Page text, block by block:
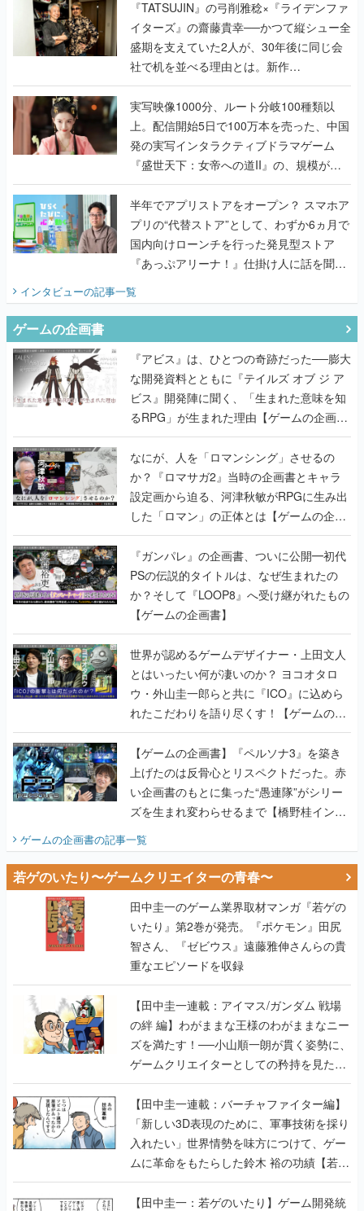
く
『TATSUJIN』の弓削雅稔×『ライデンファ
イターズ』の齋藤貴幸──かつて縦シュー全
盛期を支えていた2人が、30年後に同じ会
社で机を並べる理由とは。新作
『TATSUJIN EXTREME』で初タッグを組
んだレジェンド2人に訊く開発秘話
実写映像1000分、ルート分岐100種類以
上。配信開始5日で100万本を売った、中国
発の実写インタラクティブドラマゲーム
『盛世天下：女帝への道II』の、規模が違
うこだわりをプロデューサーに聞いた
半年でアプリストアをオープン？ スマホア
プリの“代替ストア”として、わずか6ヵ月で
国内向けローンチを行った発見型ストア
『あっぷアリーナ！』仕掛け人に話を聞い
インタビューの記事一覧
ゲームの企画書
『アビス』は、ひとつの奇跡だった──膨大
な開発資料とともに『テイルズ オブ ジ ア
ビス』開発陣に聞く、「生まれた意味を知
るRPG」が生まれた理由【ゲームの企画
書】
なにが、人を「ロマンシング」させるの
か？『ロマサガ2』当時の企画書とキャラ
設定画から迫る、河津秋敏がRPGに生み出
した「ロマン」の正体とは【ゲームの企画
書】
『ガンパレ』の企画書、ついに公開━初代
PSの伝説的タイトルは、なぜ生まれたの
か？そして『LOOP8』へ受け継がれたもの
【ゲームの企画書】
世界が認めるゲームデザイナー・上田文人
とはいったい何が凄いのか？ ヨコオタロ
ウ・外山圭一郎らと共に『ICO』に込めら
れたこだわりを語り尽くす！【ゲームの企
画書】
【ゲームの企画書】『ペルソナ3』を築き
上げたのは反骨心とリスペクトだった。赤
い企画書のもとに集った“愚連隊”がシリー
ズを生まれ変わらせるまで【橋野桂インタ
ゲームの企画書の記事一覧
若ゲのいたり〜ゲームクリエイターの青春〜
田中圭一のゲーム業界取材マンガ『若ゲの
いたり』第2巻が発売。『ポケモン』田尻
智さん、『ゼビウス』遠藤雅伸さんらの貴
重なエピソードを収録
【田中圭一連載：アイマス/ガンダム 戦場
の絆 編】わがままな王様のわがままなニー
ズを満たす！──小山順一朗が貫く姿勢に、
ゲームクリエイターとしての矜持を見た
【若ゲのいたり最終回】
【田中圭一連載：バーチャファイター編】
「新しい3D表現のために、軍事技術を採り
入れたい」世界情勢を味方につけて、ゲー
ムに革命をもたらした鈴木 裕の功績【若ゲ
のいたり】
【田中圭一：若ゲのいたり】ゲーム開発統